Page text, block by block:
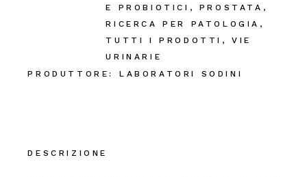
E PROBIOTICI , PROSTATA ,
RICERCA PER PATOLOGIA ,
TUTTI I PRODOTTI ,VIE
URINARIE
PRODUTTORE:
LABORATORI SODINI
DESCRIZIONE